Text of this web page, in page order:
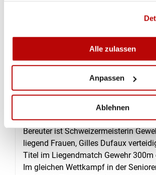
Alle zulassen
Anpassen
Ablehnen
LIRE L’ARTICLE
| 04.09.19
Am vierten Tag der
Thun sind elf Entscheidungen
Bereuter ist Schweizermeisterin
liegend Frauen, Gilles Dufaux
Titel im Liegendmatch Gewehr 300m
Im gleichen Wettkampf in der